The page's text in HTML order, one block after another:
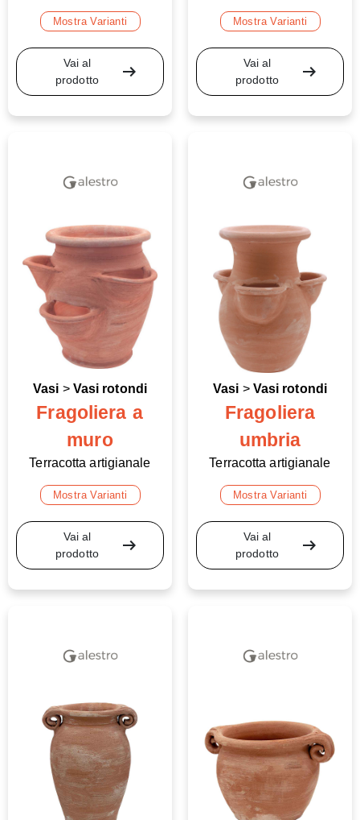
Mostra Varianti
Vai al
prodotto
arrow_right_alt
Mostra Varianti
Vai al
prodotto
arrow_right_alt
Vasi > Vasi rotondi
Fragoliera a
muro
Terracotta artigianale
Mostra Varianti
Vai al
prodotto
arrow_right_alt
Vasi > Vasi rotondi
Fragoliera
umbria
Terracotta artigianale
Mostra Varianti
Vai al
prodotto
arrow_right_alt